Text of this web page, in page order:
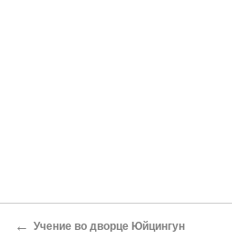
← Учение во дворце Юйцингун